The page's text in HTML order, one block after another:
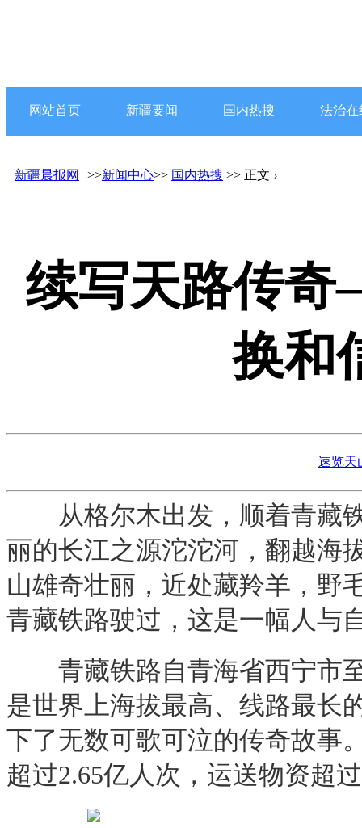
网站首页 新疆要闻 国内热搜 法治在
新疆晨报网 >>新闻中心>> 国内热搜 >> 正文 ›
续写天路传
换和
速览天
从格尔木出发，顺着青藏铁
丽的长江之源沱沱河，翻越
山雄奇壮丽，近处藏羚羊，野
青藏铁路驶过，这是一幅人与
青藏铁路自青海省西宁市至
是世界上海拔最高、线路最长
下了无数可歌可泣的传奇故事
超过2.65亿人次，运送物资超